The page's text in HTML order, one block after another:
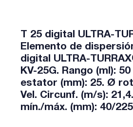
T 25 digital ULTRA-
Elemento de
digital ULTRA-
KV-25G. Rango (ml):
estator (mm): 25. Ø
Vel. Circunf. (m/s):
mín./máx. (mm): 40/225